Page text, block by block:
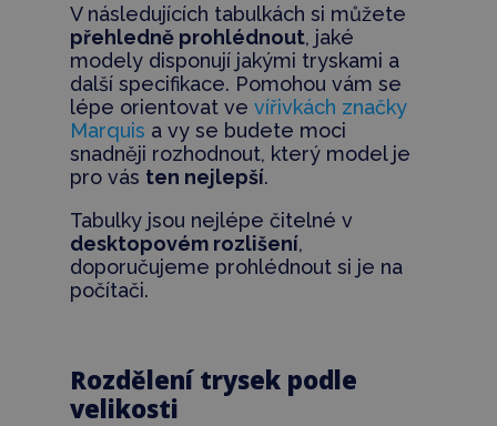
V následujících tabulkách si můžete
přehledně prohlédnout, jaké
modely disponují jakými tryskami a
další specifikace. Pomohou vám se
lépe orientovat ve vířivkách značky
Marquis a vy se budete moci
snadněji rozhodnout, který model je
pro vás ten nejlepší.
Tabulky jsou nejlépe čitelné v
desktopovém rozlišení,
doporučujeme prohlédnout si je na
počítači.
Rozdělení trysek podle
velikosti